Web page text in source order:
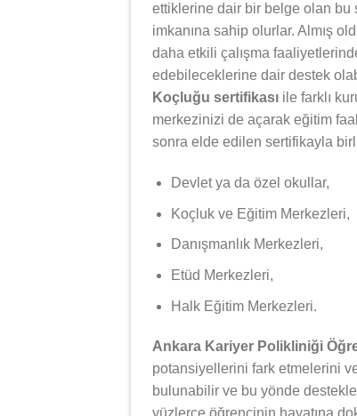
ettiklerine dair bir belge olan bu
imkanına sahip olurlar. Almış
daha etkili çalışma
edebileceklerine dair destek
Koçluğu sertifikası ile farklı
merkezinizi de açarak eğitim
sonra elde edilen sertifikayla
Devlet ya da özel okullar,
Koçluk ve Eğitim Merkezleri,
Danışmanlık Merkezleri,
Etüd Merkezleri,
Halk Eğitim Merkezleri.
Ankara Kariyer Polikliniği
potansiyellerini fark etmelerini
bulunabilir ve bu yönde